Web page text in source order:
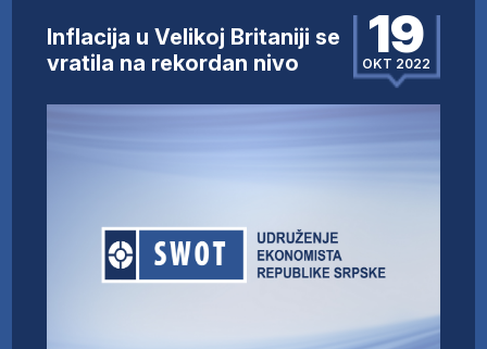
AKTUELNO
ANALIZE
FINANSIJE
UČLANI SE
Inflacija u Velikoj Britaniji se
vratila na rekordan nivo
19
OKT 2022